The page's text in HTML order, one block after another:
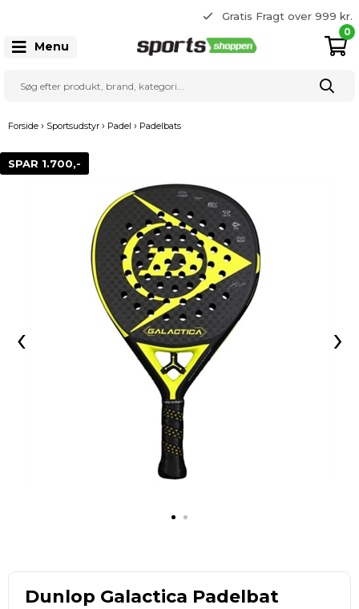
Gratis Fragt over 999 kr.
22 20 80 33
Menu
0
Forside › Sportsudstyr › Padel › Padelbats
SPAR 1.700,-
‹ ›
Dunlop Galactica Padelbat